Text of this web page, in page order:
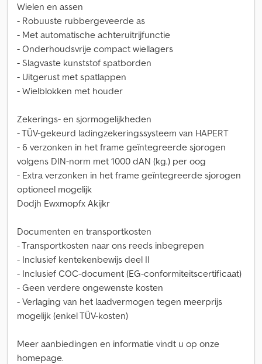
Wielen en assen
- Robuuste rubbergeveerde as
- Met automatische achteruitrijfunctie
- Onderhoudsvrije compact wiellagers
- Slagvaste kunststof spatborden
- Uitgerust met spatlappen
- Wielblokken met houder
Zekerings- en sjormogelijkheden
- TÜV-gekeurd ladingzekeringssysteem van HAPERT
- 6 verzonken in het frame geïntegreerde sjorogen
volgens DIN-norm met 1000 dAN (kg.) per oog
- Extra verzonken in het frame geïntegreerde sjorogen
optioneel mogelijk
Dodjh Ewxmopfx Akijkr
Documenten en transportkosten
- Transportkosten naar ons reeds inbegrepen
- Inclusief kentekenbewijs deel II
- Inclusief COC-document (EG-conformiteitscertificaat)
- Geen verdere ongewenste kosten
- Verlaging van het laadvermogen tegen meerprijs
mogelijk (enkel TÜV-kosten)
Meer aanbiedingen en informatie vindt u op onze
homepage.